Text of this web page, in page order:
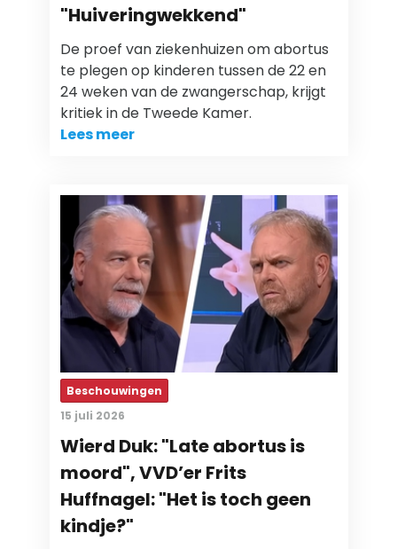
"Huiveringwekkend"
De proef van ziekenhuizen om abortus
te plegen op kinderen tussen de 22 en
24 weken van de zwangerschap, krijgt
kritiek in de Tweede Kamer.
Lees meer
Beschouwingen
15 juli 2026
Wierd Duk: "Late abortus is
moord", VVD’er Frits
Huffnagel: "Het is toch geen
kindje?"